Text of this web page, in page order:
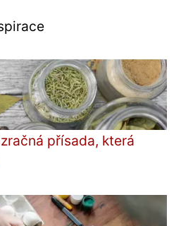
přísada, která